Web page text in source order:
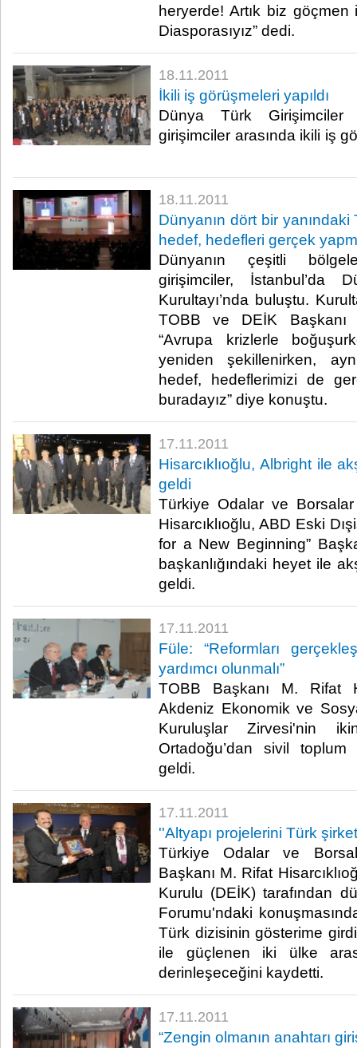
heryerde! Artık biz
Diasporasıyız” dedi. ​ ​
18.11.2011
İkili iş görüşmeleri yapıldı
Dünya Türk Girişimciler
girişimciler arasında ikili iş
18.11.2011
Dünyanın dört bir
hedef, hedefleri gerçek
Dünyanın çeşitli
girişimciler, İstanbul’da
Kurultayı’nda buluştu.
TOBB ve DEİK Başkanı
“Avrupa krizlerle
yeniden şekillenirken,
hedef, hedeflerimizi de
buradayız” diye konuştu.​ ​
17.11.2011
Hisarcıklıoğlu, Albright ile
geldi
Türkiye Odalar ve
Hisarcıklıoğlu, ABD Eski
for a New Beginning”
başkanlığındaki heyet ile
geldi.​ ​
17.11.2011
Füle: “Reformları
yardımcı olunmalı”
TOBB Başkanı M. Rifat
Akdeniz Ekonomik ve
Kuruluşlar Zirvesi'nin
Ortadoğu’dan sivil
geldi. ​ ​
17.11.2011
''Altyapı projelerini Türk
Türkiye Odalar ve
Başkanı M. Rifat
Kurulu (DEİK) tarafından
Forumu'ndaki
Türk dizisinin gösterime
ile güçlenen iki ülke
derinleşeceğini kaydetti.​ ​
17.11.2011
“Zengin olmanın anahtarı